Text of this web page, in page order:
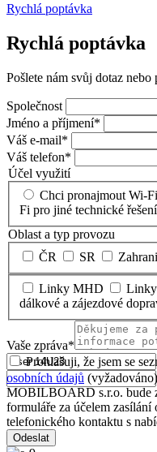
Rychlá poptávka
Rychlá poptávka
Pošlete nám svůj dotaz nebo
Společnost
Jméno a příjmení*
Váš e-mail*
Váš telefon*
Účel využití
Chci pronajmout Wi-Fi
Fi pro jiné technické řešení
Oblast a typ provozu
ČR
SR
Linky MHD Linky
dálkové a zájezdové
Vaše zpráva*
Prohlašuji, že jsem se
osobních údajů (vyžadováno)
MOBILBOARD s.r.o. bude
formuláře za účelem
telefonického kontaktu s
Odeslat